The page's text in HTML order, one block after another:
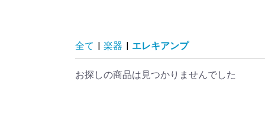
全て | 楽器 | エレキアンプ
お探しの商品は見つかりませんでした